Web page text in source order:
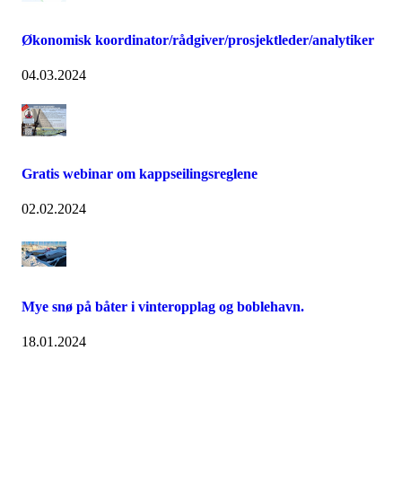
Økonomisk koordinator/rådgiver/prosjektleder/analytiker
04.03.2024
Gratis webinar om kappseilingsreglene
02.02.2024
Mye snø på båter i vinteropplag og boblehavn.
18.01.2024